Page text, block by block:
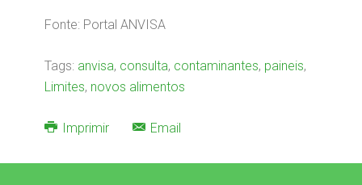
Fonte: Portal ANVISA
Tags: anvisa, consulta, contaminantes, paineis,
Limites, novos alimentos
Imprimir Email